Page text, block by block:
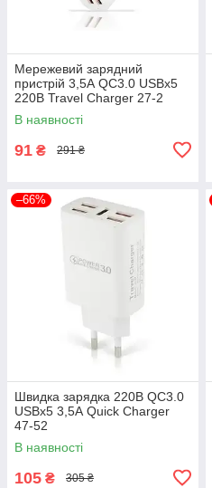
Мережевий зарядний
пристрій 3,5А QC3.0 USBx5
220В Travel Charger 27-2
В наявності
91 ₴ 291 ₴
–66%
Швидка зарядка 220В QC3.0
USBx5 3,5А Quick Charger
47-52
В наявності
105 ₴ 305 ₴